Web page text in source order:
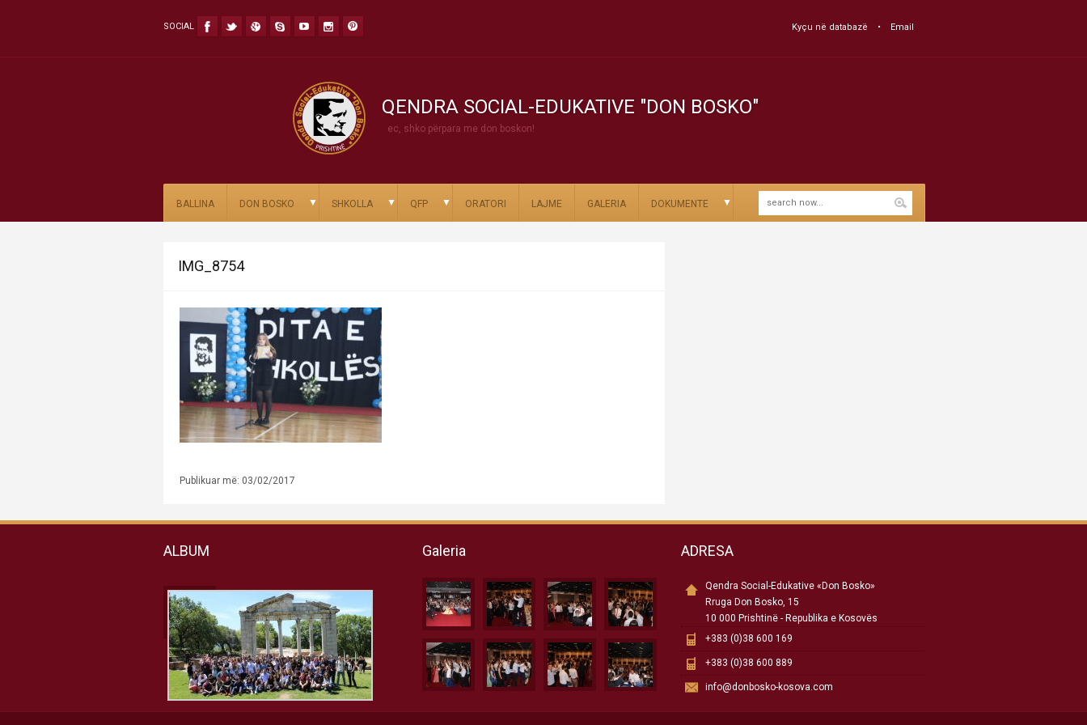
SOCIAL Kyçu në databazë Email
QENDRA SOCIAL-EDUKATIVE "DON BOSKO"
ec, shko përpara me don boskon!
BALLINA DON BOSKO ▼ SHKOLLA ▼ QFP ▼ ORATORI LAJME GALERIA DOKUMENTE ▼
IMG_8754
Publikuar më: 03/02/2017
ALBUM Galeria ADRESA
Qendra Social-Edukative «Don Bosko»
Rruga Don Bosko, 15
10 000 Prishtinë - Republika e Kosovës
+383 (0)38 600 169
+383 (0)38 600 889
info@donbosko-kosova.com